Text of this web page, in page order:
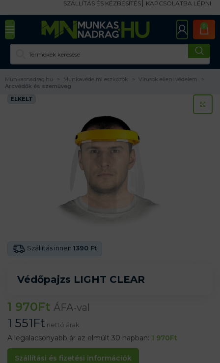
SZÁLLÍTÁS ÉS KÉZBESÍTÉS KAPCSOLATBA LÉPNI
0
Munkasnadrag.hu Munkavédelmi eszközök
Vírusok elleni védelem
Arcvédők és szemüveg
ELKELT
Védőpajzs LIGHT CLEAR
Szállítás innen 1390 Ft
1 970Ft ÁFA-val
1 551Ft nettó árak
A legalacsonyabb ár az elmúlt 30 napban: 1 970Ft
Szállítási és fizetési információk